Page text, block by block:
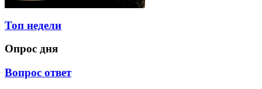
Топ недели
Опрос дня
Вопрос ответ